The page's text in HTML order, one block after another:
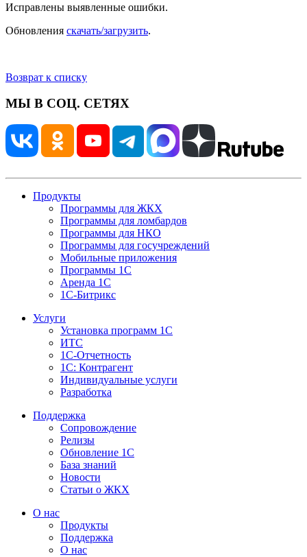
Исправлены выявленные ошибки.
Обновления скачать/загрузить.
Возврат к списку
МЫ В СОЦ. СЕТЯХ
Продукты
Программы для ЖКХ
Программы для ломбардов
Программы для НКО
Программы для госучреждений
Мобильные приложения
Программы 1С
Аренда 1С
1С-Битрикс
Услуги
Установка программ 1С
ИТС
1С-Отчетность
1С: Контрагент
Индивидуальные услуги
Разработка
Поддержка
Сопровождение
Релизы
Обновление 1С
База знаний
Новости
Статьи о ЖКХ
О нас
Продукты
Поддержка
О нас